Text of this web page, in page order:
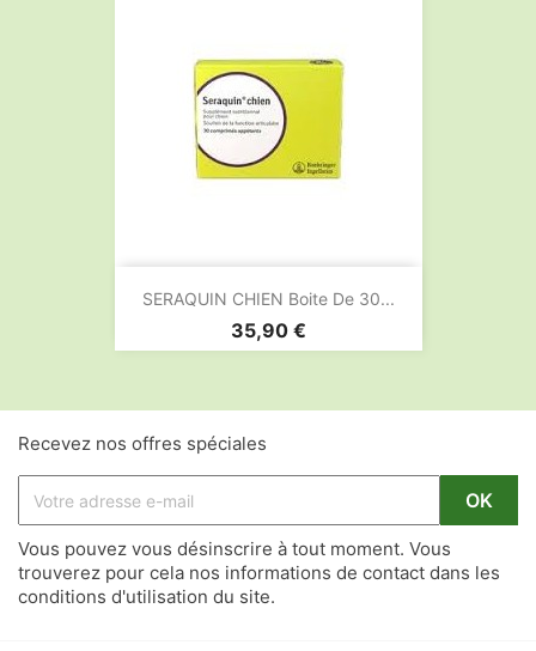
SERAQUIN CHIEN Boite De 30...
Prix
35,90 €
Recevez nos offres spéciales
Vous pouvez vous désinscrire à tout moment. Vous
trouverez pour cela nos informations de contact dans les
conditions d'utilisation du site.